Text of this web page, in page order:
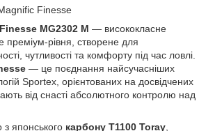
Finesse
MG2302 M — висококласне
преміум-рівня, створене для
чутливості та комфорту під час ловлі.
— це поєднання найсучасніших
Sportex, орієнтованих на досвідчених
від снасті абсолютного контролю над
з японського карбону T1100 Toray